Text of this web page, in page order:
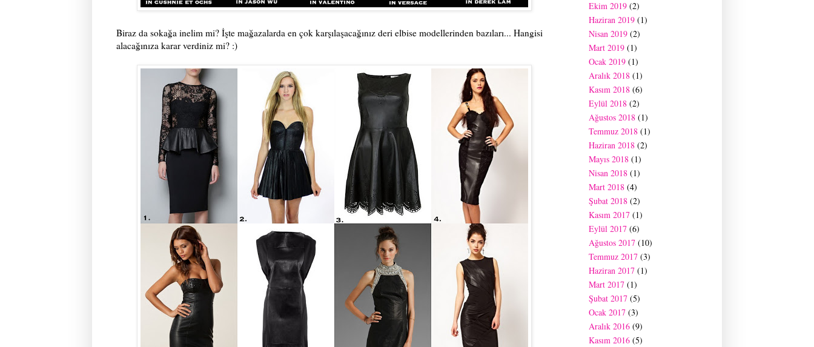
Biraz da sokağa inelim mi? İşte mağazalarda en çok karşılaşacağınız deri elbise modellerinden bazıları... Hangisi
alacağınıza karar verdiniz mi? :)
Ekim 2019 (2)
Haziran 2019 (1)
Nisan 2019 (2)
Mart 2019 (1)
Ocak 2019 (1)
Aralık 2018 (1)
Kasım 2018 (6)
Eylül 2018 (2)
Ağustos 2018 (1)
Temmuz 2018 (1)
Haziran 2018 (2)
Mayıs 2018 (1)
Nisan 2018 (1)
Mart 2018 (4)
Şubat 2018 (2)
Kasım 2017 (1)
Eylül 2017 (6)
Ağustos 2017 (10)
Temmuz 2017 (3)
Haziran 2017 (1)
Mart 2017 (1)
Şubat 2017 (5)
Ocak 2017 (3)
Aralık 2016 (9)
Kasım 2016 (5)